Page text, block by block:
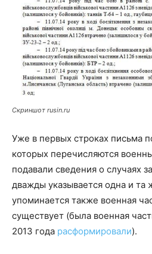
Скриншот rusin.ru
Уже в первых строках письма
которых перечисляются
подавали сведения о случаях
дважды указывается одна и та
упоминается также военная
существует (была военная
2013 года расформировали).